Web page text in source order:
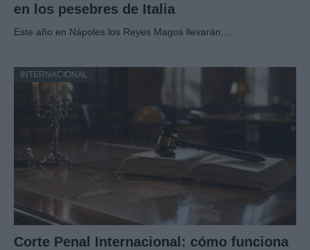
en los pesebres de Italia
Este año en Nápoles los Reyes Magos llevarán,…
INTERNACIONAL
Corte Penal Internacional: cómo funciona